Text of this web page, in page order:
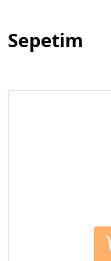
Sepetim